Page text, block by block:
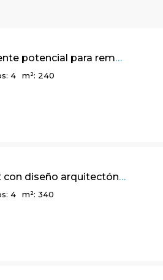
Linda casa con excelente potencial para remodelar / Bosques de La Calera – Cund.
4
m²: 240
Linda casa de 340m2 con diseño arquitectónico multidimensional, Bosques de La Calera, Cundinamarca
4
m²: 340